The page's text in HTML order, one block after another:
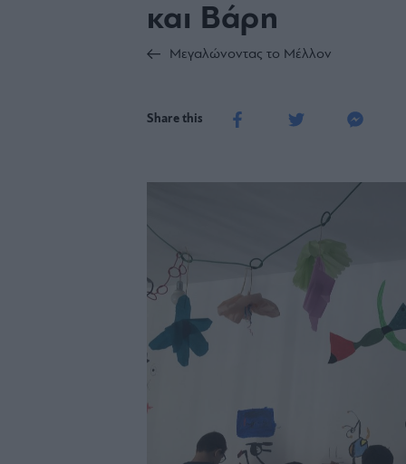
και Βάρη
Μεγαλώνοντας το Μέλλον
Share this